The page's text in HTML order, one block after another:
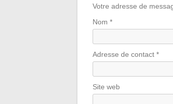
Votre adresse de
Nom *
Adresse de contact *
Site web